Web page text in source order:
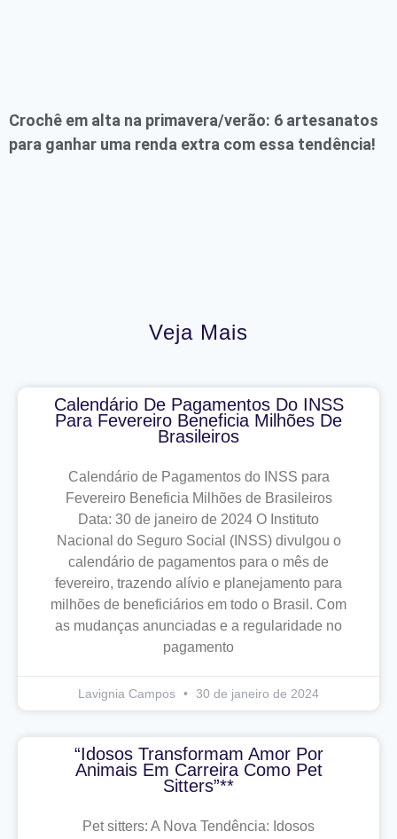
Crochê em alta na primavera/verão: 6 artesanatos
para ganhar uma renda extra com essa tendência!
Veja Mais
Calendário De Pagamentos Do INSS
Para Fevereiro Beneficia Milhões De
Brasileiros
Calendário de Pagamentos do INSS para
Fevereiro Beneficia Milhões de Brasileiros
Data: 30 de janeiro de 2024 O Instituto
Nacional do Seguro Social (INSS) divulgou o
calendário de pagamentos para o mês de
fevereiro, trazendo alívio e planejamento para
milhões de beneficiários em todo o Brasil. Com
as mudanças anunciadas e a regularidade no
pagamento
Lavignia Campos 30 de janeiro de 2024
“Idosos Transformam Amor Por
Animais Em Carreira Como Pet
Sitters”**
Pet sitters: A Nova Tendência: Idosos